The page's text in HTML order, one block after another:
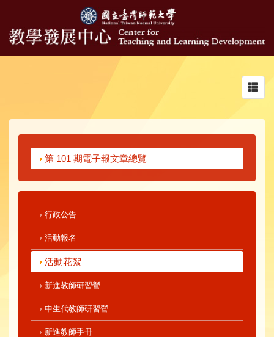
第 101 期電子報文章總覽
行政公告
活動報名
活動花絮
新進教師研習營
中生代教師研習營
新進教師手冊